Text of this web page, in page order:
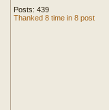
Posts: 439
Thanked 8 time in 8 post